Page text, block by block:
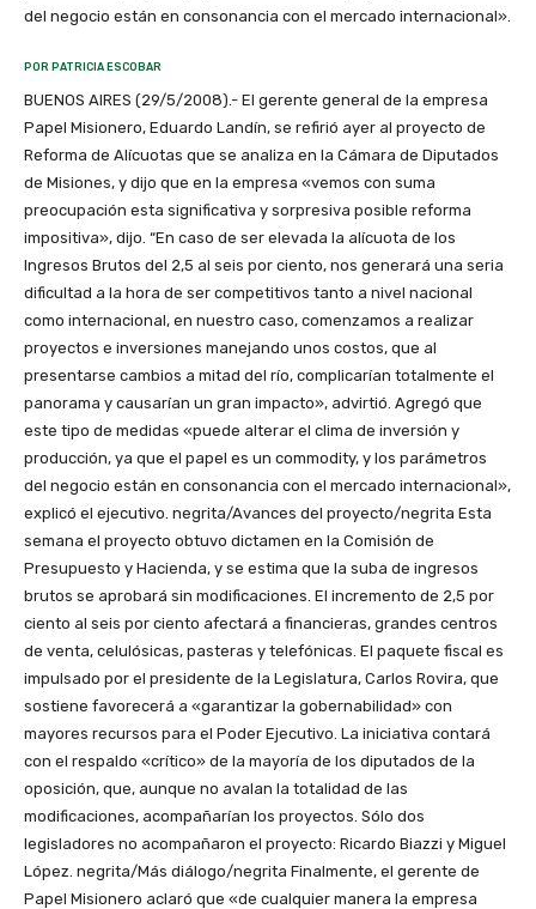
del negocio están en consonancia con el mercado internacional».
POR PATRICIA ESCOBAR
BUENOS AIRES (29/5/2008).- El gerente general de la empresa
Papel Misionero, Eduardo Landín, se refirió ayer al proyecto de
Reforma de Alícuotas que se analiza en la Cámara de Diputados
de Misiones, y dijo que en la empresa «vemos con suma
preocupación esta significativa y sorpresiva posible reforma
impositiva», dijo. “En caso de ser elevada la alícuota de los
Ingresos Brutos del 2,5 al seis por ciento, nos generará una seria
dificultad a la hora de ser competitivos tanto a nivel nacional
como internacional, en nuestro caso, comenzamos a realizar
proyectos e inversiones manejando unos costos, que al
presentarse cambios a mitad del río, complicarían totalmente el
panorama y causarían un gran impacto», advirtió. Agregó que
este tipo de medidas «puede alterar el clima de inversión y
producción, ya que el papel es un commodity, y los parámetros
del negocio están en consonancia con el mercado internacional»,
explicó el ejecutivo. negrita/Avances del proyecto/negrita Esta
semana el proyecto obtuvo dictamen en la Comisión de
Presupuesto y Hacienda, y se estima que la suba de ingresos
brutos se aprobará sin modificaciones. El incremento de 2,5 por
ciento al seis por ciento afectará a financieras, grandes centros
de venta, celulósicas, pasteras y telefónicas. El paquete fiscal es
impulsado por el presidente de la Legislatura, Carlos Rovira, que
sostiene favorecerá a «garantizar la gobernabilidad» con
mayores recursos para el Poder Ejecutivo. La iniciativa contará
con el respaldo «crítico» de la mayoría de los diputados de la
oposición, que, aunque no avalan la totalidad de las
modificaciones, acompañarían los proyectos. Sólo dos
legisladores no acompañaron el proyecto: Ricardo Biazzi y Miguel
López. negrita/Más diálogo/negrita Finalmente, el gerente de
Papel Misionero aclaró que «de cualquier manera la empresa